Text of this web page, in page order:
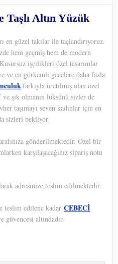
Taşlı Altın Yüzük
en güzel takılar ile taçlandırıyoruz.
hem geçmiş hem de modern
işçilikleri özel tasarımlar
ve en görkemli gecelere daha fazla
farkıyla üretilmiş olan özel
şık olmanın lüksünü sizler de
taşımayı seven kadınlar için en
sizleri bekliyor
gönderilmektedir. Özel bir
karşılaşacağınız sipariş notu
adresinize teslim edilmektedir.
teslim edilene kadar CEBECİ
güvencesi altındadır.